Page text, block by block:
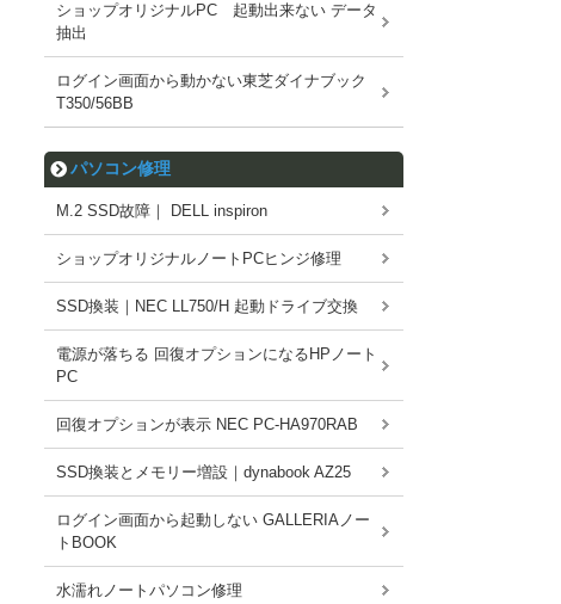
ショップオリジナルPC 起動出来ない データ
抽出
ログイン画面から動かない東芝ダイナブック
T350/56BB
パソコン修理
M.2 SSD故障｜ DELL inspiron
ショップオリジナルノートPCヒンジ修理
SSD換装｜NEC LL750/H 起動ドライブ交換
電源が落ちる 回復オプションになるHPノート
PC
回復オプションが表示 NEC PC-HA970RAB
SSD換装とメモリー増設｜dynabook AZ25
ログイン画面から起動しない GALLERIAノー
トBOOK
水濡れノートパソコン修理